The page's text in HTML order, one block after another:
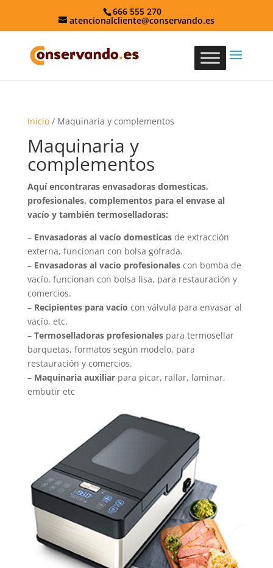
666 555 270
atencionalcliente@conservando.es
Inicio/ Maquinaria y complementos
Maquinaria y
complementos
Aquí encontraras envasadoras domesticas,
profesionales, complementos para el envase al
vacío y también termoselladoras:
– Envasadoras al vacío domesticasde extracción
externa, funcionan con bolsa gofrada.
– Envasadoras al vacío profesionalescon bomba de
vacío, funcionan con bolsa lisa, para restauración y
comercios.
– Recipientes para vacío con válvula para envasar al
vacío, etc.
– Termoselladoras profesionalespara termosellar
barquetas, formatos según modelo, para
restauración y comercios.
– Maquinaria auxiliarpara picar, rallar, laminar,
embutir etc